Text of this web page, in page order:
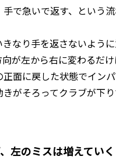
で急いで返す、という流
なり手を返さないよう
が左から右に変わるだ
面に戻した状態でイン
がそろってクラブが下
左のミスは増えていく